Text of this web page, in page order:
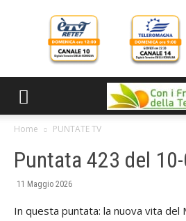
Home PUNTATE TV
Puntata 423 del
11 Maggio 2026
In questa puntata: la nuova vita del